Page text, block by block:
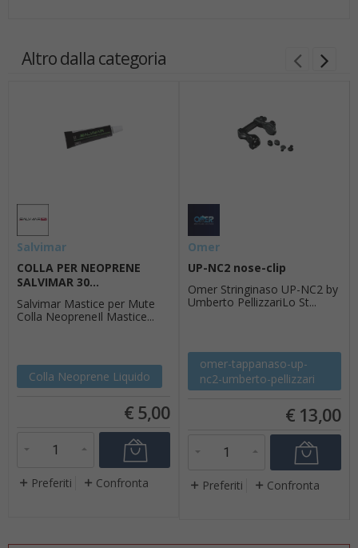
Altro dalla categoria
Salvimar
COLLA PER NEOPRENE
SALVIMAR 30...
Salvimar Mastice per Mute
Colla NeopreneIl Mastice...
Colla Neoprene Liquido
€ 5,00
Preferiti Confronta
Omer
UP-NC2 nose-clip
Omer Stringinaso UP-NC2 by
Umberto PellizzariLo St...
omer-tappanaso-up-
nc2-umberto-pellizzari
€ 13,00
Preferiti Confronta